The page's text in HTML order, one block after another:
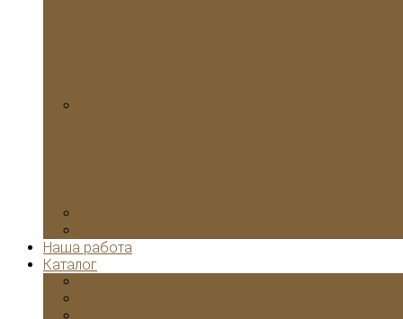
Наша работа
Каталог